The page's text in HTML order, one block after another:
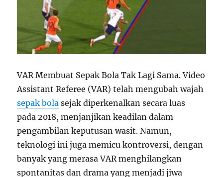
VAR Membuat Sepak Bola Tak Lagi Sama. Video
Assistant Referee (VAR) telah mengubah wajah
sepak bola sejak diperkenalkan secara luas
pada 2018, menjanjikan keadilan dalam
pengambilan keputusan wasit. Namun,
teknologi ini juga memicu kontroversi, dengan
banyak yang merasa VAR menghilangkan
spontanitas dan drama yang menjadi jiwa